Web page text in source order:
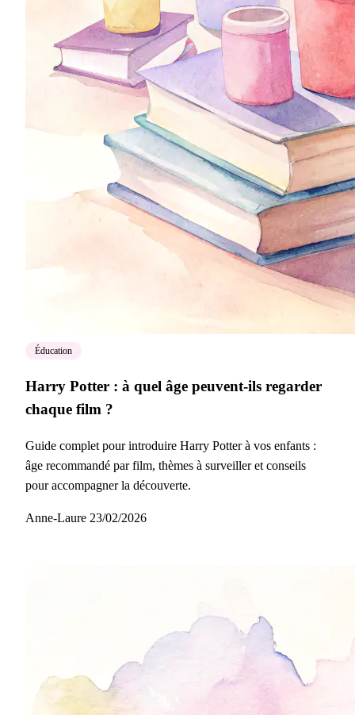
Éducation
Harry Potter : à quel âge peuvent-ils regarder
chaque film ?
Guide complet pour introduire Harry Potter à vos enfants :
âge recommandé par film, thèmes à surveiller et conseils
pour accompagner la découverte.
Anne-Laure 23/02/2026